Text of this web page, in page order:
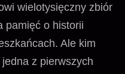
wielotysięczny zbiór
pamięć o historii
Ale kim
jedna z pierwszych